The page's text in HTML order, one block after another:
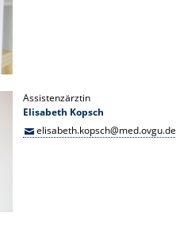
Assistenzärztin
Elisabeth Kopsch
elisabeth.kopsch@med.ovgu.de